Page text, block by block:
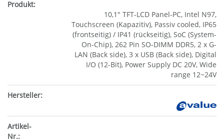
10,1" TFT-LCD Panel-PC, Intel N97,
Touchscreen (Kapazitiv), Passiv cooled, IP65
(frontseitig) / IP41 (rückseitig), SoC (System-
On-Chip), 262 Pin SO-DIMM DDR5, 2 x G-
LAN (Back side), 3 x USB (Back side), Digital
I/O (12-Bit), Power Supply DC 20V, Wide
range 12~24V